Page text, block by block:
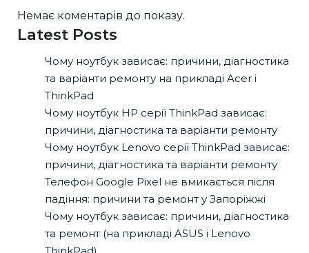
Немає коментарів до показу.
Latest Posts
Чому ноутбук зависає: причини, діагностика
та варіанти ремонту на прикладі Acer і
ThinkPad
Чому ноутбук HP серії ThinkPad зависає:
причини, діагностика та варіанти ремонту
Чому ноутбук Lenovo серії ThinkPad зависає:
причини, діагностика та варіанти ремонту
Телефон Google Pixel не вмикається після
падіння: причини та ремонт у Запоріжжі
Чому ноутбук зависає: причини, діагностика
та ремонт (на прикладі ASUS і Lenovo